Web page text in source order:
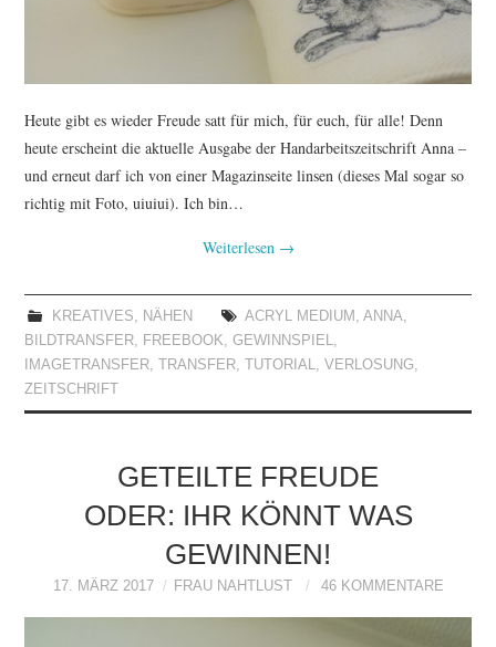
Heute gibt es wieder Freude satt für mich, für euch, für alle! Denn
heute erscheint die aktuelle Ausgabe der Handarbeitszeitschrift Anna –
und erneut darf ich von einer Magazinseite linsen (dieses Mal sogar so
richtig mit Foto, uiuiui). Ich bin…
Weiterlesen →
KREATIVES NÄHEN ACRYL MEDIUM ANNA
BILDTRANSFER
FREEBOOK ,GEWINNSPIEL
IMAGETRANSFER ,TRANSFER ,TUTORIAL ,VERLOSUNG
ZEITSCHRIFT
GETEILTE FREUDE
ODER: IHR KÖNNT WAS
GEWINNEN!
17. MÄRZ 2017 FRAU NAHTLUST 46 KOMMENTARE